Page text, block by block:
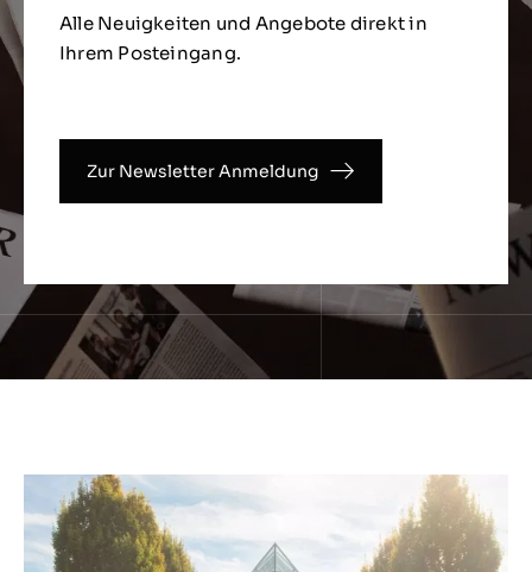
Alle Neuigkeiten und Angebote direkt in
Ihrem Posteingang.
Zur Newsletter Anmeldung